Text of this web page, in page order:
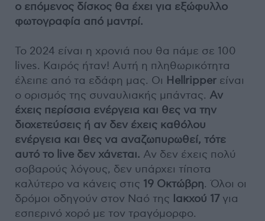
ο επόμενος δίσκος θα έχει για εξώφυλλο
φωτογραφία από μαντρί.
Το 2024 είναι η χρονιά που θα πάμε σε 100
lives. Καιρός ήταν! Αυτή η πληθωρικότητα
έλειπε από τα εδάφη μας. Οι Hellripper είναι
ο ορισμός της συναυλιακής μπάντας. Αν
έχεις περίσσια ενέργεια και θες να την
διοχετεύσεις ή αν δεν έχεις καθόλου
ενέργεια και θες να αναζωπυρωθεί, τότε
αυτό το live δεν χάνεται. Αν δεν έχεις πολύ
σοβαρούς λόγους, δεν υπάρχει τίποτα
καλύτερο να κάνεις στις 19 Οκτώβρη. Όλοι οι
δρόμοι οδηγούν στον Ναό της Ιακχού 17για
εσπερινό χορό με τον τραγόμορφο.